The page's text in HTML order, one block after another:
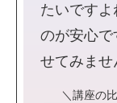
たいです
のが安心
せてみませ
＼講座の